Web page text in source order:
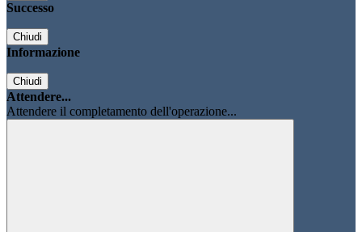
Successo
Chiudi
Informazione
Chiudi
Attendere...
Attendere il completamento dell'operazione...